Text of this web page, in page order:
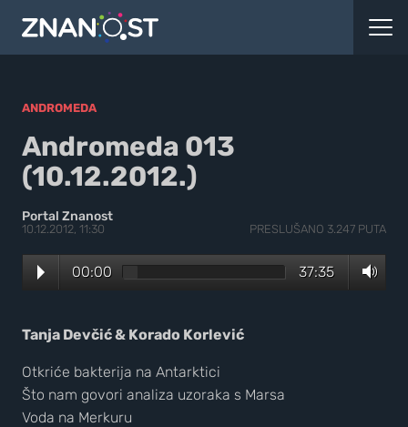
ANDROMEDA
Andromeda 013
(10.12.2012.)
Portal Znanost
10.12.2012, 11:30 PRESLUŠANO 3.247 PUTA
00:00 37:35
Tanja Devčić & Korado Korlević
Otkriće bakterija na Antarktici
Što nam govori analiza uzoraka s Marsa
Voda na Merkuru